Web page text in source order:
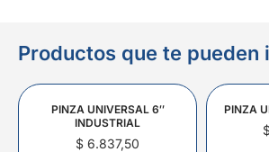
Productos que te pueden
PINZA UNIVERSAL 6″
INDUSTRIAL
$ 6.837,50
PINZA